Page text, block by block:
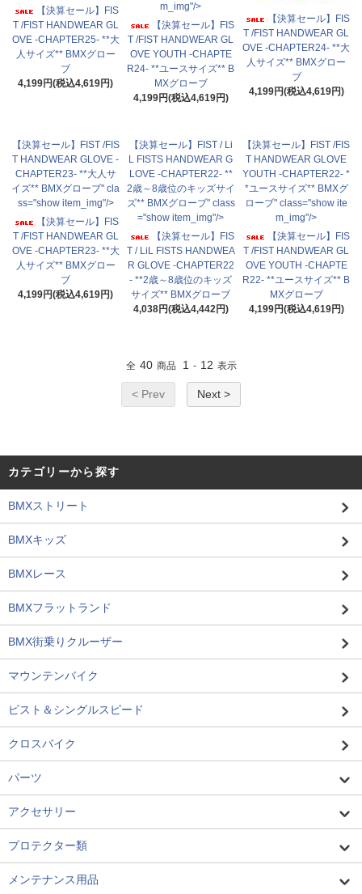
【決算セール】FIS
T /FIST HANDWEAR GL
OVE -CHAPTER25- **大
人サイズ** BMXグロー
ブ
4,199円(税込4,619円)
m_img"/>
【決算セール】FIS
T /FIST HANDWEAR GL
OVE YOUTH -CHAPTE
R24- **ユースサイズ** B
MXグローブ
4,199円(税込4,619円)
【決算セール】FIS
T /FIST HANDWEAR GL
OVE -CHAPTER24- **大
人サイズ** BMXグロー
ブ
4,199円(税込4,619円)
【決算セール】FIST /FIS
T HANDWEAR GLOVE -
CHAPTER23- **大人サ
イズ** BMXグローブ" cla
ss="show item_img"/>
【決算セール】FIS
T /FIST HANDWEAR GL
OVE -CHAPTER23- **大
人サイズ** BMXグロー
ブ
4,199円(税込4,619円)
【決算セール】FIST / Li
L FISTS HANDWEAR G
LOVE -CHAPTER22- **
2歳～8歳位のキッズサイ
ズ** BMXグローブ" class
="show item_img"/>
【決算セール】FIS
T / LiL FISTS HANDWEA
R GLOVE -CHAPTER22
- **2歳～8歳位のキッズ
サイズ** BMXグローブ
4,038円(税込4,442円)
【決算セール】FIST /FIS
T HANDWEAR GLOVE
YOUTH -CHAPTER22- *
*ユースサイズ** BMXグ
ローブ" class="show ite
m_img"/>
【決算セール】FIS
T /FIST HANDWEAR GL
OVE YOUTH -CHAPTE
R22- **ユースサイズ** B
MXグローブ
4,199円(税込4,619円)
全 40 商品 1 - 12 表示
< Prev Next >
カテゴリーから探す
BMXストリート
BMXキッズ
BMXレース
BMXフラットランド
BMX街乗りクルーザー
マウンテンバイク
ピスト＆シングルスピード
クロスバイク
パーツ
アクセサリー
プロテクター類
メンテナンス用品